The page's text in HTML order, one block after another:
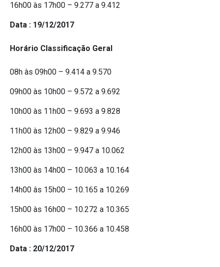
16h00 às 17h00 – 9.277 a 9.412
Data : 19/12/2017
Horário Classificação Geral
08h às 09h00 – 9.414 a 9.570
09h00 às 10h00 – 9.572 a 9.692
10h00 às 11h00 – 9.693 a 9.828
11h00 às 12h00 – 9.829 a 9.946
12h00 às 13h00 – 9.947 a 10.062
13h00 às 14h00 – 10.063 a 10.164
14h00 âs 15h00 – 10.165 a 10.269
15h00 às 16h00 – 10.272 a 10.365
16h00 às 17h00 – 10.366 a 10.458
Data : 20/12/2017